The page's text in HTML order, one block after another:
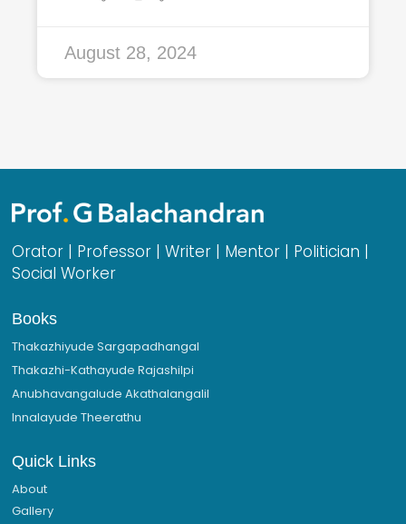
August 28, 2024
Orator | Professor | Writer | Mentor | Politician |
Social Worker
Books
Thakazhiyude Sargapadhangal
Thakazhi-Kathayude Rajashilpi
Anubhavangalude Akathalangalil
Innalayude Theerathu
Quick Links
About
Gallery